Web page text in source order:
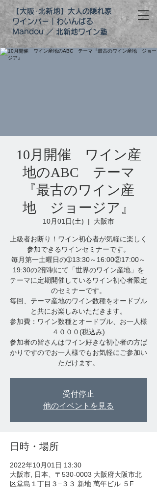
【大阪･北新地】大人の隠れ家
ワインバー｜わいんばる
Mandou ／ 北新地ワイン塾
10月開催 ワイン産
地のABC テーマ
『最古のワイン産
地 ジョージア』
10月01日(土)
  |
大阪市
上級者お断り！ワイン初心者が気軽に楽しく
参加できるワインセミナーです。
毎月第一土曜日の➀13:30～16:00②17:00～
19:30の2部制にて「世界のワイン産地」を
テーマに定期開催しているワイン初心者限定
のセミナーです。
毎回、テーマ産地のワイン数種をオードブル
と共にお楽しみいただきます。
参加費：ワイン数種とオードブル、お一人様
４０００(税込み)
参加者の皆さんはワイン好きな初心者の方ば
かりですのでお一人様でもお気軽にご参加い
受付停止
他のイベントを見る
日時・場所
2022年10月01日 13:30
大阪市, 日本、〒530-0003 大阪府大阪市北
区堂島１丁目３−３３ 新地 萬年ビル ５F